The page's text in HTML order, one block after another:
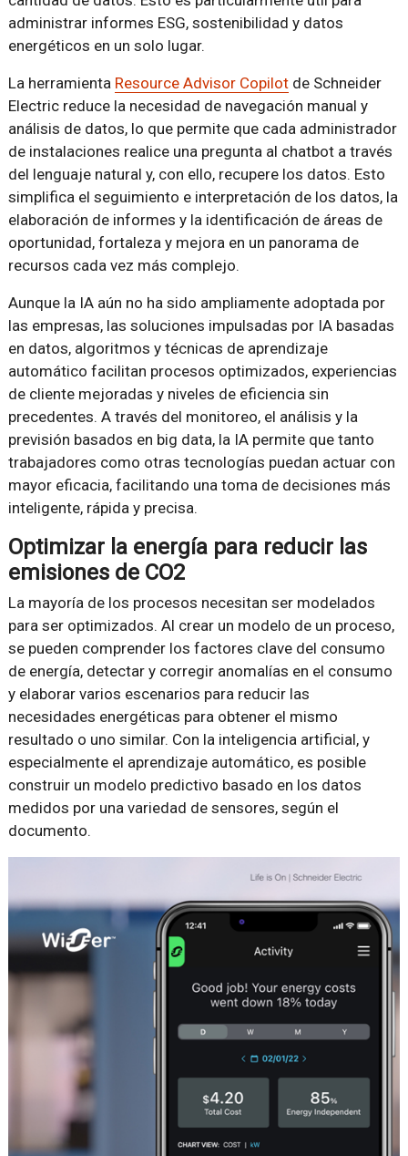
administrar informes ESG, sostenibilidad y datos
energéticos en un solo lugar.
La herramienta Resource Advisor Copilotde Schneider
Electric reduce la necesidad de navegación manual y
análisis de datos, lo que permite que cada administrador
de instalaciones realice una pregunta al chatbot a través
del lenguaje natural y, con ello, recupere los datos. Esto
simplifica el seguimiento e interpretación de los datos, la
elaboración de informes y la identificación de áreas de
oportunidad, fortaleza y mejora en un panorama de
recursos cada vez más complejo.
Aunque la IA aún no ha sido ampliamente adoptada por
las empresas, las soluciones impulsadas por IA basadas
en datos, algoritmos y técnicas de aprendizaje
automático facilitan procesos optimizados, experiencias
de cliente mejoradas y niveles de eficiencia sin
precedentes. A través del monitoreo, el análisis y la
previsión basados ​​en big data, la IA permite que tanto
trabajadores como otras tecnologías puedan actuar con
mayor eficacia, facilitando una toma de decisiones más
inteligente, rápida y precisa.
Optimizar la energía para reducir las
emisiones de CO2
La mayoría de los procesos necesitan ser modelados
para ser optimizados. Al crear un modelo de un proceso,
se pueden comprender los factores clave del consumo
de energía, detectar y corregir anomalías en el consumo
y elaborar varios escenarios para reducir las
necesidades energéticas para obtener el mismo
resultado o uno similar. Con la inteligencia artificial, y
especialmente el aprendizaje automático, es posible
construir un modelo predictivo basado en los datos
medidos por una variedad de sensores, según el
documento.